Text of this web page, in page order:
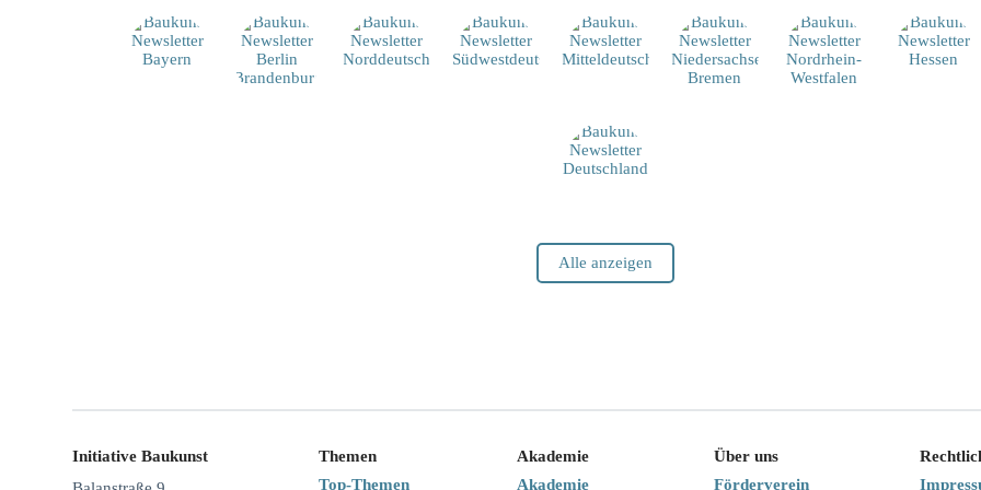
Alle anzeigen
Initiative Baukunst
Themen
Top-Themen
Akademie
Akademie
Über uns
Förderverein